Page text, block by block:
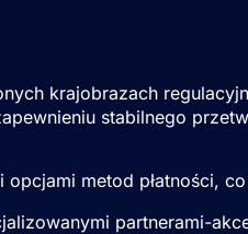
krajobrazach
stabilnego
metod płatności,
partnerami-